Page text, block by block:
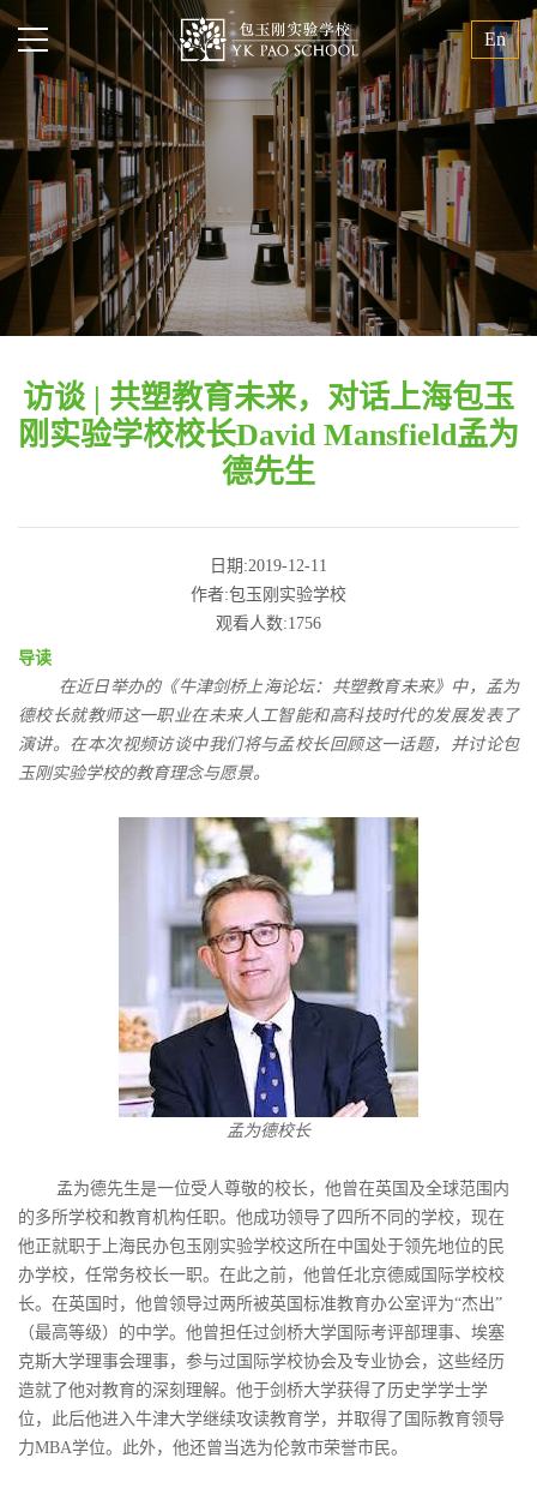
En
访谈 | 共塑教育未来，对话上海包玉
刚实验学校校长David Mansfield孟为
德先生
日期:2019-12-11
作者:包玉刚实验学校
观看人数:1756
导读
在近日举办的《牛津剑桥上海论坛：共塑教育未来》中，孟为
德校长就教师这一职业在未来人工智能和高科技时代的发展发表了
演讲。在本次视频访谈中我们将与孟校长回顾这一话题，并讨论包
玉刚实验学校的教育理念与愿景。
孟为德校长
孟为德先生是一位受人尊敬的校长，他曾在英国及全球范围内
的多所学校和教育机构任职。他成功领导了四所不同的学校，现在
他正就职于上海民办包玉刚实验学校这所在中国处于领先地位的民
办学校，任常务校长一职。在此之前，他曾任北京德威国际学校校
长。在英国时，他曾领导过两所被英国标准教育办公室评为“杰出”
（最高等级）的中学。他曾担任过剑桥大学国际考评部理事、埃塞
克斯大学理事会理事，参与过国际学校协会及专业协会，这些经历
造就了他对教育的深刻理解。他于剑桥大学获得了历史学学士学
位，此后他进入牛津大学继续攻读教育学，并取得了国际教育领导
力MBA学位。此外，他还曾当选为伦敦市荣誉市民。